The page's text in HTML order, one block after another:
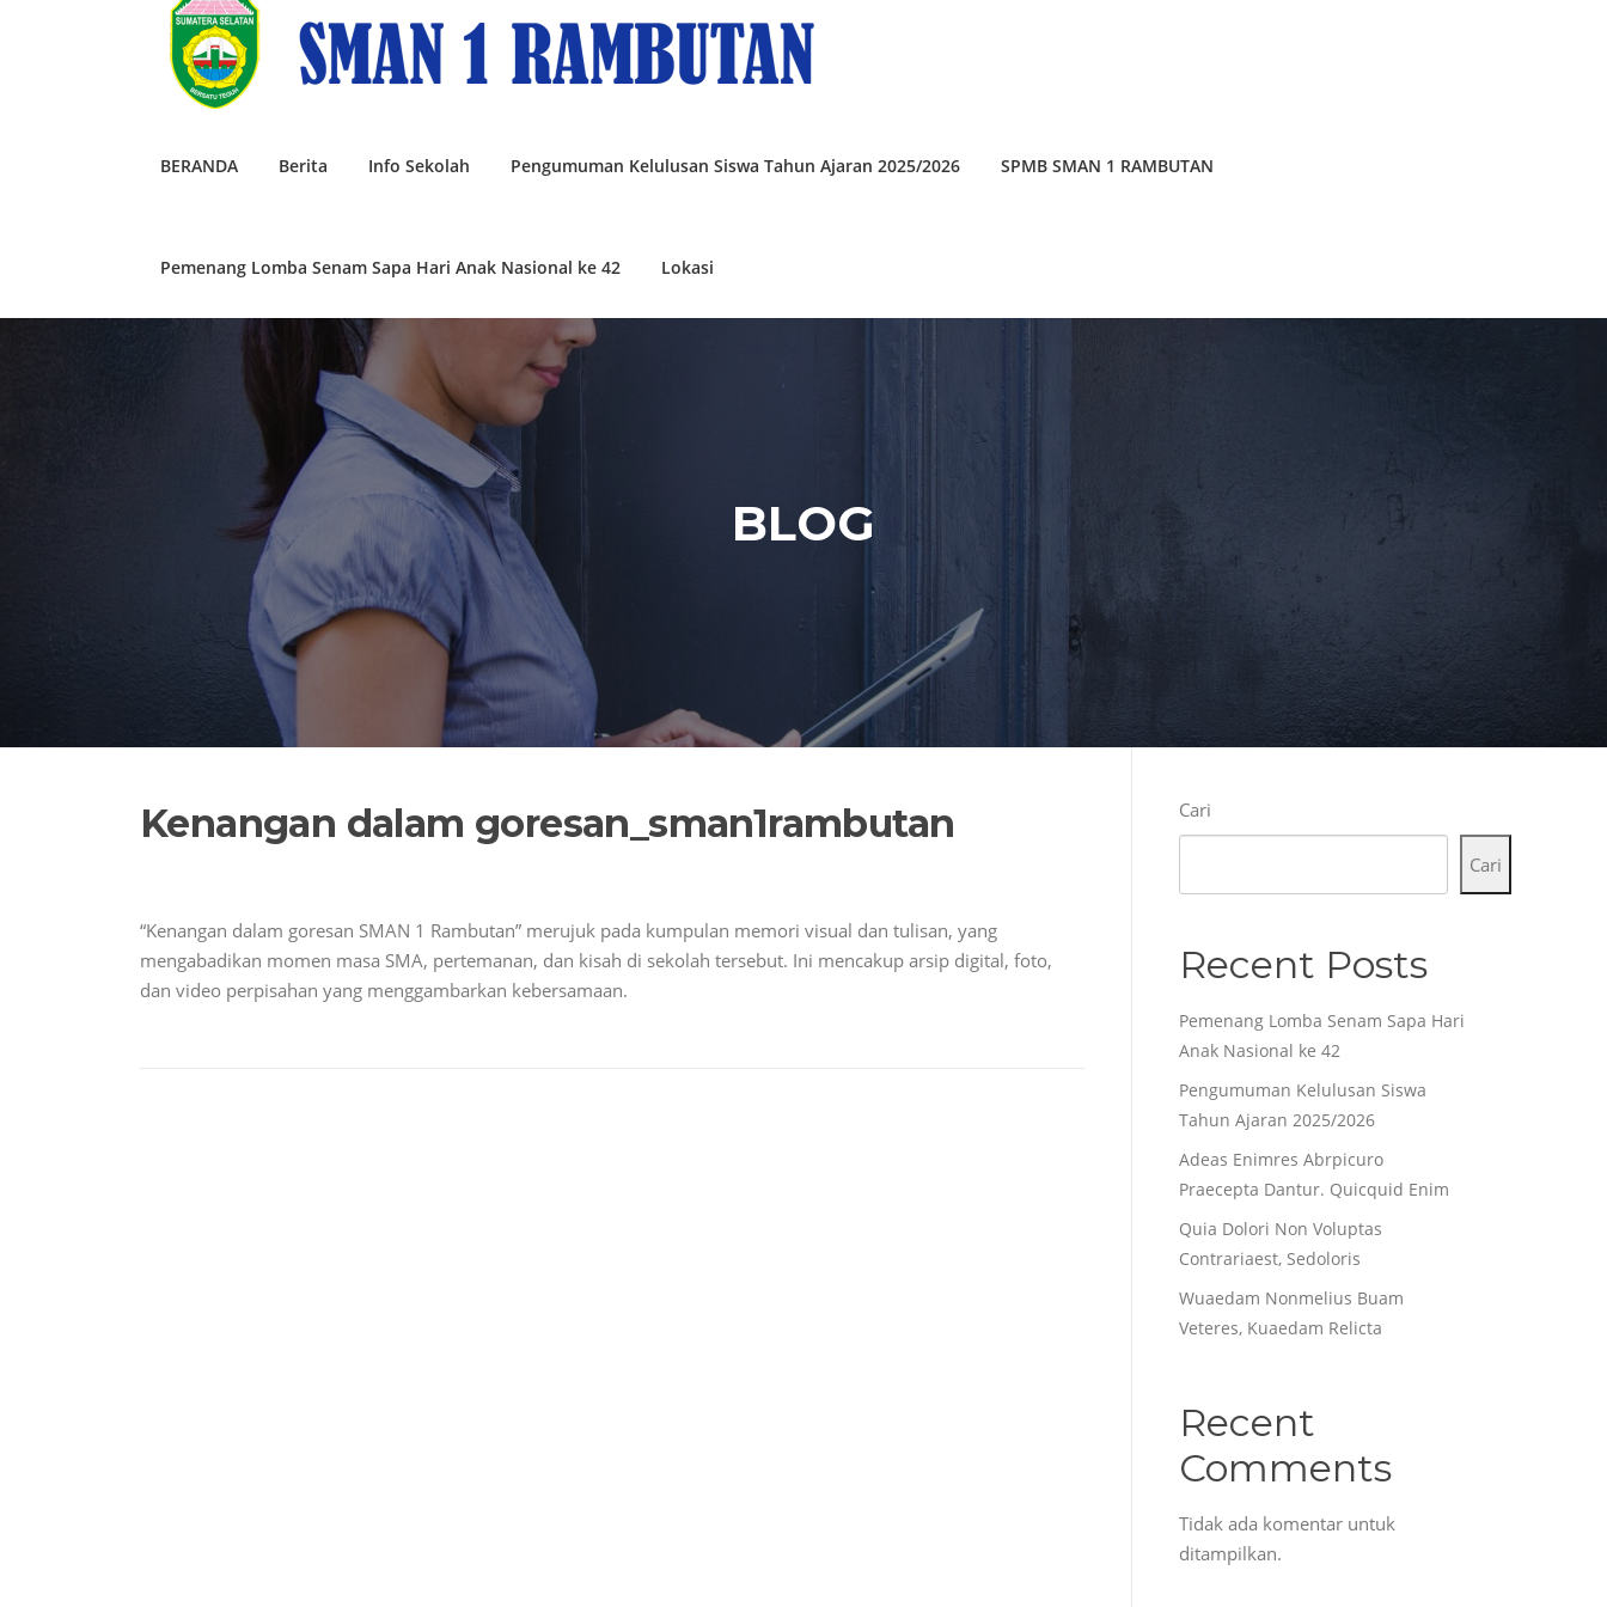
BERANDA Berita Info Sekolah Pengumuman Kelulusan Siswa Tahun Ajaran 2025/2026 SPMB SMAN 1 RAMBUTAN
Pemenang Lomba Senam Sapa Hari Anak Nasional ke 42 Lokasi
BLOG
Kenangan dalam goresan_sman1rambutan
“Kenangan dalam goresan SMAN 1 Rambutan” merujuk pada kumpulan memori visual dan tulisan, yang
mengabadikan momen masa SMA, pertemanan, dan kisah di sekolah tersebut. Ini mencakup arsip digital, foto,
dan video perpisahan yang menggambarkan kebersamaan.
Cari
Cari
Recent Posts
Pemenang Lomba Senam Sapa Hari
Anak Nasional ke 42
Pengumuman Kelulusan Siswa
Tahun Ajaran 2025/2026
Adeas Enimres Abrpicuro
Praecepta Dantur. Quicquid Enim
Quia Dolori Non Voluptas
Contrariaest, Sedoloris
Wuaedam Nonmelius Buam
Veteres, Kuaedam Relicta
Recent
Comments
Tidak ada komentar untuk
ditampilkan.